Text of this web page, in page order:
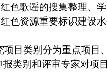
色歌谣的搜集整理、
色资源重要标识建设水
目类别分为重点项目、
别和评审专家对项目